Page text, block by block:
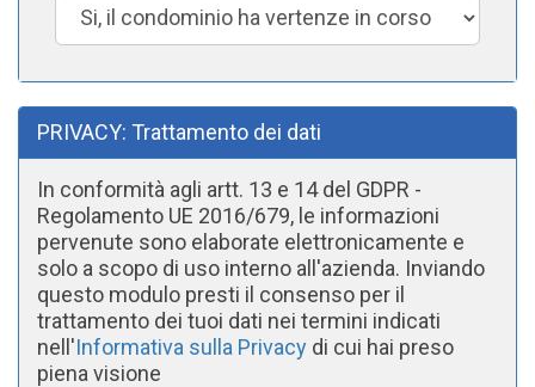
PRIVACY: Trattamento dei dati
In conformità agli artt. 13 e 14 del GDPR -
Regolamento UE 2016/679, le informazioni
pervenute sono elaborate elettronicamente e
solo a scopo di uso interno all'azienda. Inviando
questo modulo presti il consenso per il
trattamento dei tuoi dati nei termini indicati
nell'Informativa sulla Privacy di cui hai preso
piena visione